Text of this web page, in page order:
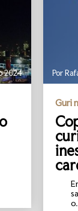
2024 Por
Guri